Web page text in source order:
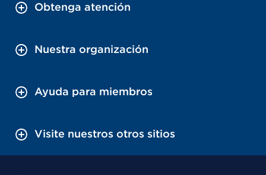
Obtenga atención
Nuestra organización
Ayuda para miembros
Visite nuestros otros sitios